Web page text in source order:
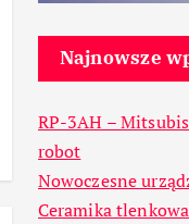
Najnowsze
RP-3AH –
robot
Nowoczesne
Ceramika